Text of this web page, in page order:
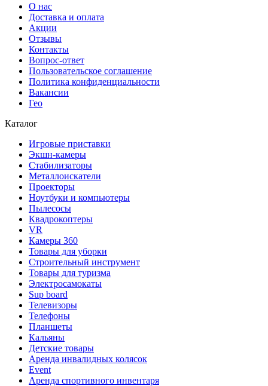
О нас
Доставка и оплата
Акции
Отзывы
Контакты
Вопрос-ответ
Пользовательское соглашение
Политика конфиденциальности
Вакансии
Гео
Каталог
Игровые приставки
Экшн-камеры
Стабилизаторы
Металлоискатели
Проекторы
Ноутбуки и компьютеры
Пылесосы
Квадрокоптеры
VR
Камеры 360
Товары для уборки
Строительный инструмент
Товары для туризма
Электросамокаты
Sup board
Телевизоры
Телефоны
Планшеты
Кальяны
Детские товары
Аренда инвалидных колясок
Event
Аренда спортивного инвентаря